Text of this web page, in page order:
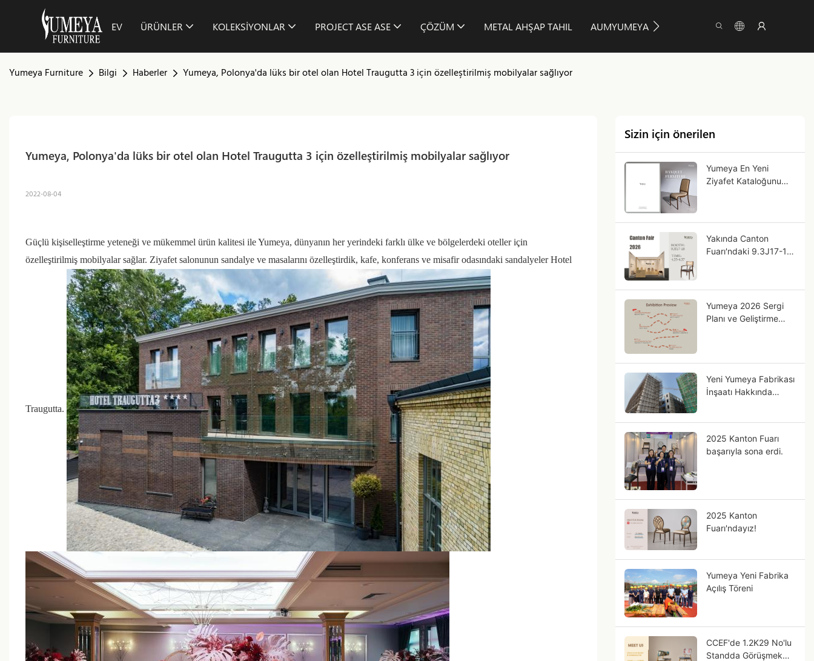
EV ÜRÜNLER KOLEKSIYONLAR PROJECT ASE ASE ÇÖZÜM METAL AHŞAP TAHIL AUMYUMEYA BIZE ULAŞIN
Yumeya Furniture Bilgi Haberler Yumeya, Polonya'da lüks bir otel olan Hotel Traugutta 3 için özelleştirilmiş mobilyalar sağlıyor
Yumeya, Polonya'da lüks bir otel olan Hotel Traugutta 3 için özelleştirilmiş mobilyalar sağlıyor
2022-08-04
Güçlü kişiselleştirme yeteneği ve mükemmel ürün kalitesi ile Yumeya, dünyanın her yerindeki farklı ülke ve bölgelerdeki oteller için
özelleştirilmiş mobilyalar sağlar. Ziyafet salonunun sandalye ve masalarını özelleştirdik, kafe, konferans ve misafir odasındaki sandalyelerHotel
Traugutta.
Sizin için önerilen
Yumeya En Yeni
Ziyafet Kataloğunu
Yakında Canton
Fuarı'ndaki 9.3J17-18
Yumeya 2026 Sergi
Planı ve Geliştirme
Yeni Yumeya Fabrikası
İnşaatı Hakkında
2025 Kanton Fuarı
başarıyla sona erdi.
2025 Kanton
Fuarı'ndayız!
Yumeya Yeni Fabrika
Açılış Töreni
CCEF'de 1.2K29 No'lu
Standda Görüşmek